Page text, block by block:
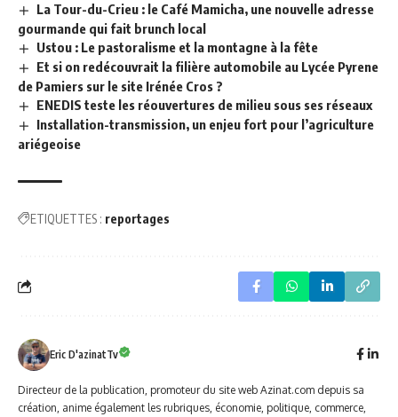
La Tour-du-Crieu : le Café Mamicha, une nouvelle adresse
gourmande qui fait brunch local
Ustou : Le pastoralisme et la montagne à la fête
Et si on redécouvrait la filière automobile au Lycée Pyrene
de Pamiers sur le site Irénée Cros ?
ENEDIS teste les réouvertures de milieu sous ses réseaux
Installation-transmission, un enjeu fort pour l’agriculture
ariégeoise
ETIQUETTES : reportages
Eric D'azinatTv
Directeur de la publication, promoteur du site web Azinat.com depuis sa
création, anime également les rubriques, économie, politique, commerce,